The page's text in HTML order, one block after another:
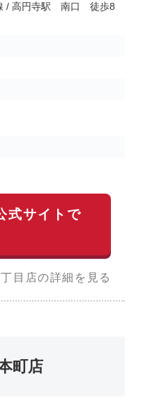
/ 高円寺駅 南口 徒歩8
式サイトで
目店の詳細を見る
町店